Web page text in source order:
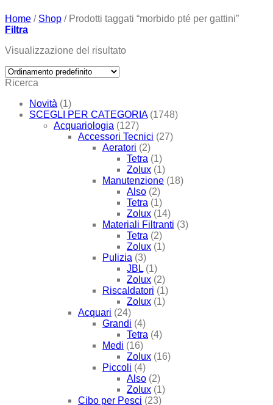
Home / Shop /Prodotti taggati “morbido pté per gattini”
Filtra
Visualizzazione del risultato
Ricerca
Novità (1)
SCEGLI PER CATEGORIA (1748)
Acquariologia (127)
Accessori Tecnici (27)
Aeratori (2)
Tetra (1)
Zolux (1)
Manutenzione (18)
Also (2)
Tetra (1)
Zolux (14)
Materiali Filtranti (3)
Tetra (2)
Zolux (1)
Pulizia (3)
JBL (1)
Zolux (2)
Riscaldatori (1)
Zolux (1)
Acquari (24)
Grandi (4)
Tetra (4)
Medi (16)
Zolux (16)
Piccoli (4)
Also (2)
Zolux (1)
Cibo per Pesci (23)